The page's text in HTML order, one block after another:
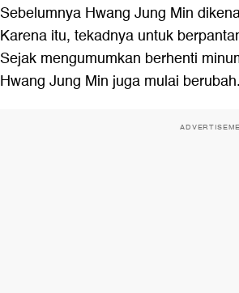
Sebelumnya Hwang Jung Min
Karena itu, tekadnya untuk
Sejak mengumumkan berhenti
Hwang Jung Min juga mulai berubah.